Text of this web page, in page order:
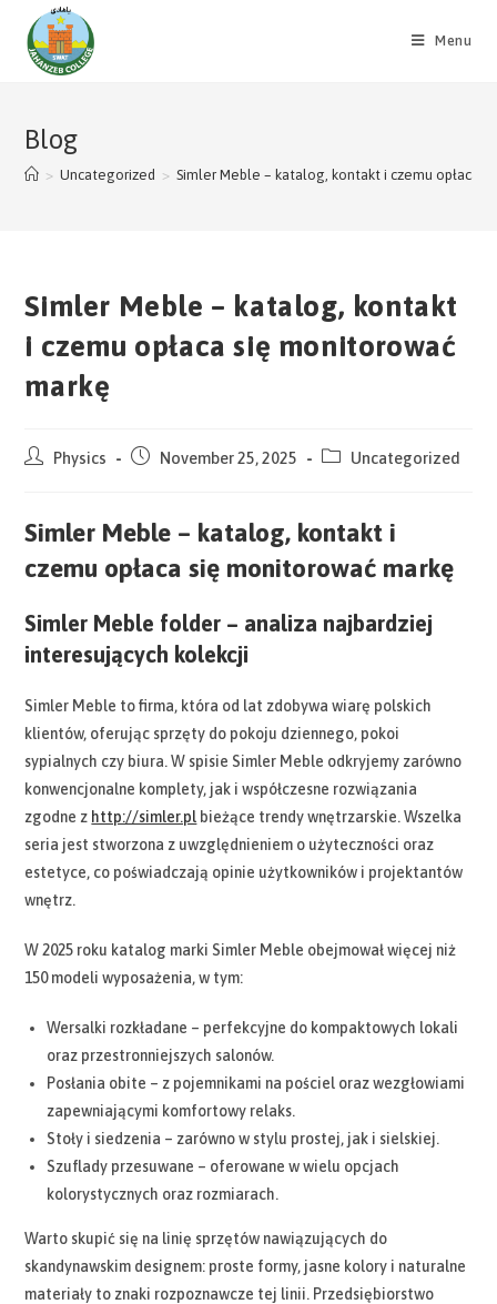
content
Menu
Blog
> Uncategorized > Simler Meble – katalog, kontakt i czemu opłaca
Simler Meble – katalog, kontakt
i czemu opłaca się monitorować
markę
PostPhysics
PostNovember 25, 2025
PostUncategorized
Simler Meble – katalog, kontakt i
czemu opłaca się monitorować markę
Simler Meble folder – analiza najbardziej
interesujących kolekcji
Simler Meble to firma, która od lat zdobywa wiarę polskich
klientów, oferując sprzęty do pokoju dziennego, pokoi
sypialnych czy biura. W spisie Simler Meble odkryjemy zarówno
konwencjonalne komplety, jak i współczesne rozwiązania
zgodne z http://simler.pl bieżące trendy wnętrzarskie. Wszelka
seria jest stworzona z uwzględnieniem o użyteczności oraz
estetyce, co poświadczają opinie użytkowników i projektantów
wnętrz.
W 2025 roku katalog marki Simler Meble obejmował więcej niż
150 modeli wyposażenia, w tym:
Wersalki rozkładane – perfekcyjne do kompaktowych lokali
oraz przestronniejszych salonów.
Posłania obite – z pojemnikami na pościel oraz wezgłowiami
zapewniającymi komfortowy relaks.
Stoły i siedzenia – zarówno w stylu prostej, jak i sielskiej.
Szuflady przesuwane – oferowane w wielu opcjach
kolorystycznych oraz rozmiarach.
Warto skupić się na linię sprzętów nawiązujących do
skandynawskim designem: proste formy, jasne kolory i naturalne
materiały to znaki rozpoznawcze tej linii. Przedsiębiorstwo